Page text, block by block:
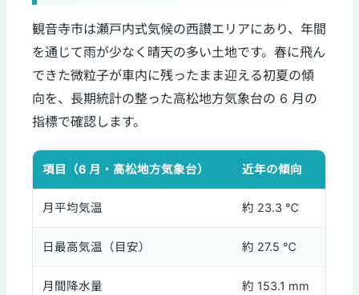
観音寺市は瀬戸内式気候の西讃エリアにあり、年間
を通じて雨が少なく晴天の多い土地です。春に飛ん
できた微粒子が車内に残ったまま迎える初夏の傾
向を、長期統計の整った高松地方気象台の 6 月の
指標で確認します。
項目（6 月・高松地方気象台） 近年の傾向
月平均気温 約 23.3 ℃
日最高気温（目安） 約 27.5 ℃
月間降水量 約 153.1 mm